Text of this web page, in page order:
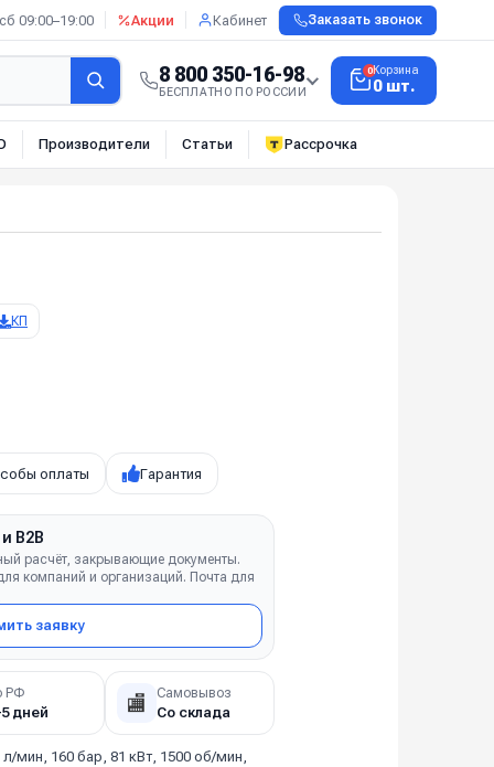
09:00–19:00 Акции Кабинет Заказать звонок
8 800 350-16-98
БЕСПЛАТНО ПО РОССИИ
0Корзина
0 шт.
Производители Статьи Рассрочка
КП
оплаты Гарантия
B2B
расчёт, закрывающие документы.
компаний и организаций. Почта для
заявку
РФ
дней 🏬 Самовывоз
Со склада
л/мин, 160 бар, 81 кВт, 1500 об/мин,